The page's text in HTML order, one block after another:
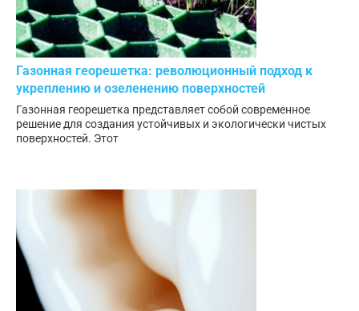
Газонная георешетка: революционный подход к
укреплению и озеленению поверхностей
Газонная георешетка представляет собой современное
решение для создания устойчивых и экологически чистых
поверхностей. Этот